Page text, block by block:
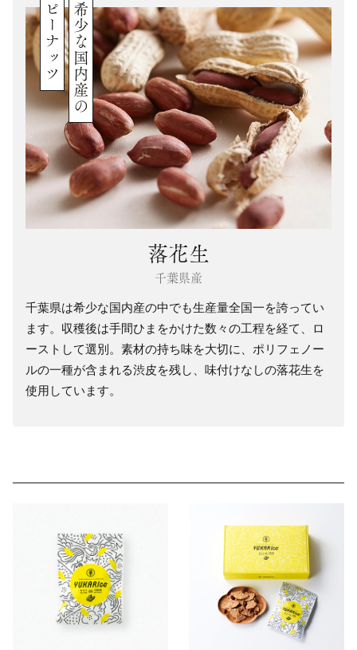
希少な国内産の
ピーナッツ
落花生
千葉県産
千葉県は希少な国内産の中でも生産量全国一を誇ってい
ます。収穫後は手間ひまをかけた数々の工程を経て、ロ
ーストして選別。素材の持ち味を大切に、ポリフェノー
ルの一種が含まれる渋皮を残し、味付けなしの落花生を
使用しています。